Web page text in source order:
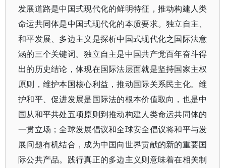
发展道路是中国式现代化的鲜明特征，推动构建人类
命运共同体是中国式现代化的本质要求。独立自主、
和平发展、多边主义是探析中国式现代化之国际法意
涵的三个关键词。独立自主是中国共产党百年奋斗得
出的历史结论，体现在国际法层面就是坚持国家主权
原则，维护本国核心利益，推动国际关系民主化。维
护和平、促进发展是国际法的根本价值取向，也是中
国从和平共处五项原则到推动构建人类命运共同体的
一贯立场；全球发展倡议和全球安全倡议将和平与发
展问题有机结合，成为中国向世界贡献的新的重要国
际公共产品。践行真正的多边主义则意味着在相关制